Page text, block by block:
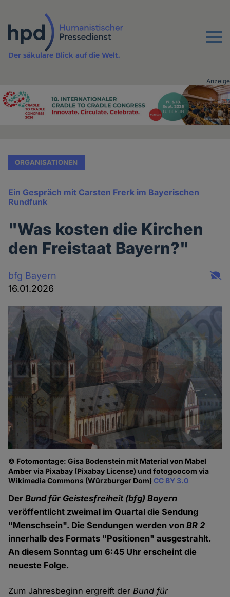
Inhalt
Menu
Der säkulare Blick auf die Welt.
Advertising
Anzeige
ORGANISATIONEN
Ein Gespräch mit Carsten Frerk im Bayerischen
Rundfunk
"Was kosten die Kirchen
den Freistaat Bayern?"
bfg Bayern
16.01.2026
© Fotomontage: Gisa Bodenstein mit Material von Mabel
Amber via Pixabay (Pixabay License) und fotogoocom via
Wikimedia Commons (Würzburger Dom)CC BY 3.0
DerBund für Geistesfreiheit (bfg) Bayern
veröffentlicht zweimal im Quartal die Sendung
"Menschsein". Die Sendungen werden vonBR 2
innerhalb des Formats "Positionen" ausgestrahlt.
An diesem Sonntag um 6:45 Uhr erscheint die
neueste Folge.
Zum Jahresbeginn ergreift derBund für